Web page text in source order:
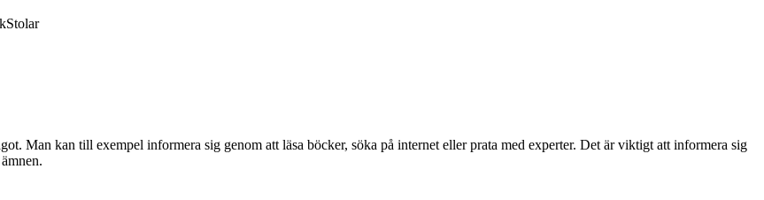
Stolar
Man kan till exempel informera sig genom att läsa böcker, söka på internet eller prata med experter. Det är viktigt att informera sig